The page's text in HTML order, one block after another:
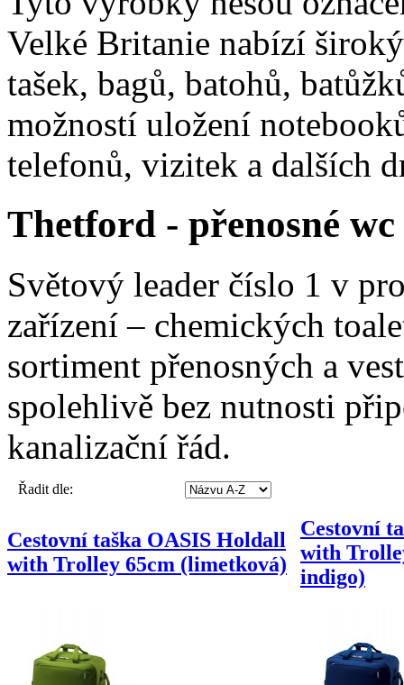
Velké Britanie nabízí
tašek, bagů, batohů,
možností uložení
telefonů, vizitek a dalších
Thetford - přenosné wc
Světový leader číslo 1 v
zařízení – chemických
sortiment přenosných a
spolehlivě bez nutnosti
kanalizační řád.
Řadit dle:
Cestovní taška OASIS Holdall
with Trolley 65cm (limetková)
Cestovní
with
indigo)